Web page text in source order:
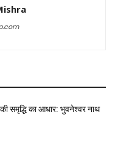
समृद्धि का आधार: भुवनेश्वर नाथ